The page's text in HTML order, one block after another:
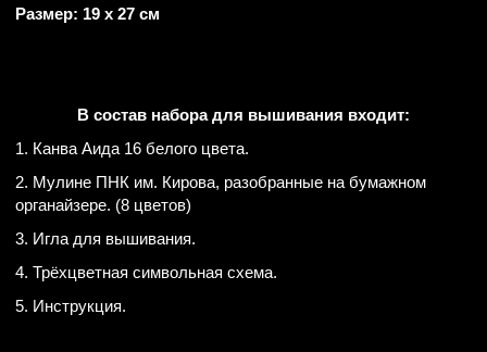
Размер: 19 х 27 см
В состав набора для вышивания входит:
1. Канва Аида 16 белого цвета.
2. Мулине ПНК им. Кирова, разобранные на бумажном
органайзере. (8 цветов)
3. Игла для вышивания.
4. Трёхцветная символьная схема.
5. Инструкция.